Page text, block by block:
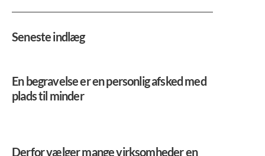
Seneste indlæg
En begravelse er en personlig afsked med
plads til minder
Derfor vælger mange virksomheder en